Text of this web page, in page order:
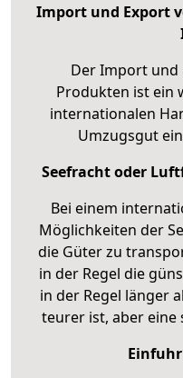
Import und Export
Der Import und
Produkten ist ein
internationalen
Umzugsgut
Seefracht oder
Bei einem
Möglichkeiten der
die Güter zu
in der Regel die
in der Regel länger
teurer ist, aber eine